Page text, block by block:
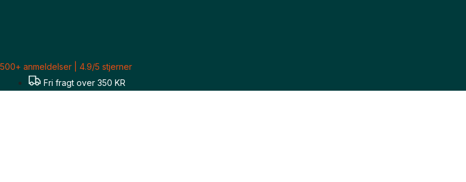
500+ anmeldelser | 4.9/5 stjerner
Fri fragt over 350 KR